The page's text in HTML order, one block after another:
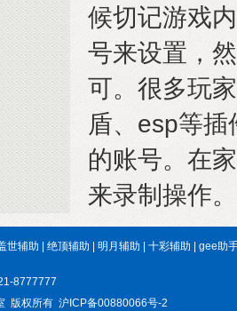
候切记游戏
号来设置，
可。很多玩
盾、esp等
的账号。在
来录制操作。
世辅助 绝顶辅助 明月辅助 十彩辅助 gee助
8777777
版权所有 沪ICP备00880066号-2